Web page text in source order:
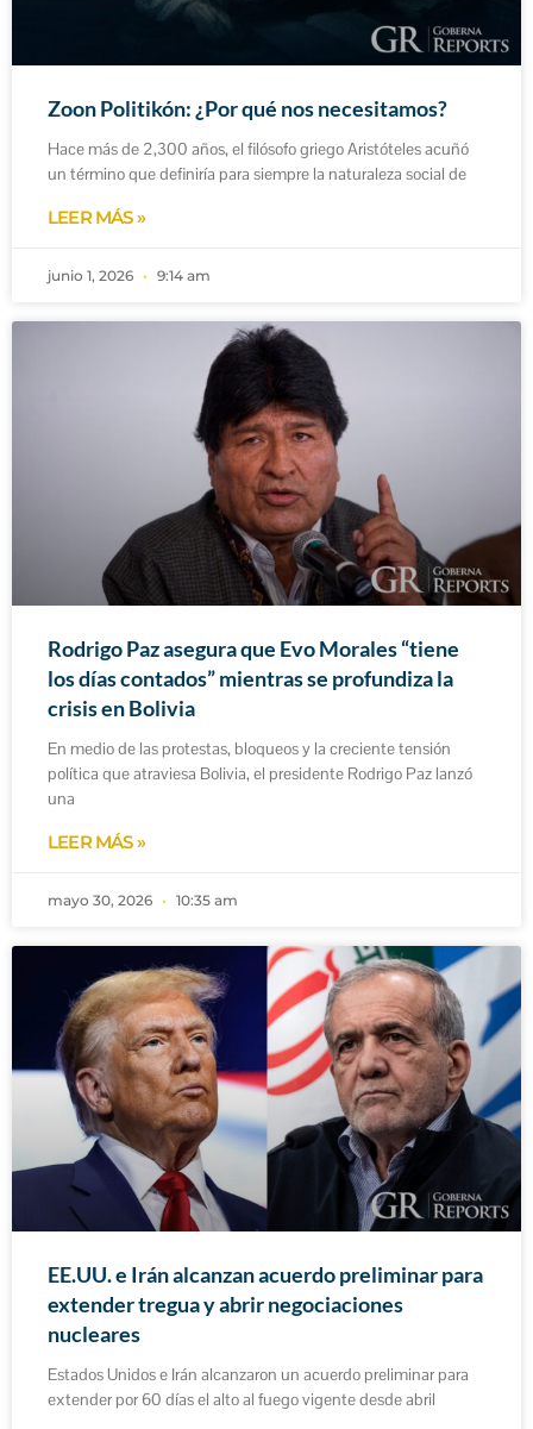
Zoon Politikón: ¿Por qué nos necesitamos?
Hace más de 2,300 años, el filósofo griego Aristóteles acuñó
un término que definiría para siempre la naturaleza social de
LEER MÁS »
junio 1, 2026 9:14 am
Rodrigo Paz asegura que Evo Morales “tiene
los días contados” mientras se profundiza la
crisis en Bolivia
En medio de las protestas, bloqueos y la creciente tensión
política que atraviesa Bolivia, el presidente Rodrigo Paz lanzó
una
LEER MÁS »
mayo 30, 2026 10:35 am
EE.UU. e Irán alcanzan acuerdo preliminar para
extender tregua y abrir negociaciones
nucleares
Estados Unidos e Irán alcanzaron un acuerdo preliminar para
extender por 60 días el alto al fuego vigente desde abril